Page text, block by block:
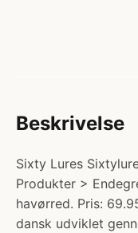
Beskrivelse
Sixty Lures
Produkter >
havørred. Pris:
dansk udviklet